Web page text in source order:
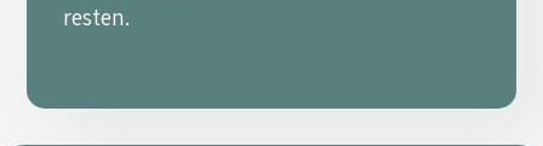
resten.